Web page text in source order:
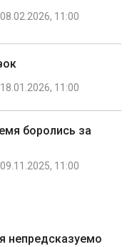
08.02.2026, 11:00
18.01.2026, 11:00
боролись за
09.11.2025, 11:00
непредсказуемо